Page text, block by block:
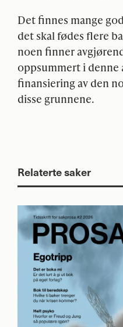
Det finnes mange
det skal fødes flere
noen finner
oppsummert i
finansiering av den
disse grunnene.
Relaterte saker